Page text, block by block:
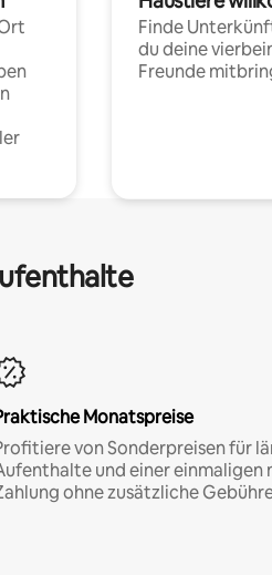
Finde
du deine
Freunde
Monatspreise
von Sonderpreisen für
und einer einmaligen
ohne zusätzliche